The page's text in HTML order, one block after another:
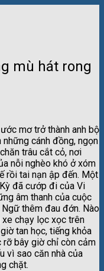
mù hát rong
mơ trở thành anh bộ
cánh đồng, ngọn
trâu cắt cỏ, nơi
nỗi nghèo khó ở xóm
rồi tai nạn ập đến. Một
đã cướp đi của Vi
âm thanh của cuộc
thêm đau đớn. Nào
xe chạy lọc xọc trên
tan học, tiếng khỏa
bây giờ chỉ còn cảm
vì sao căn nhà của
chặt.